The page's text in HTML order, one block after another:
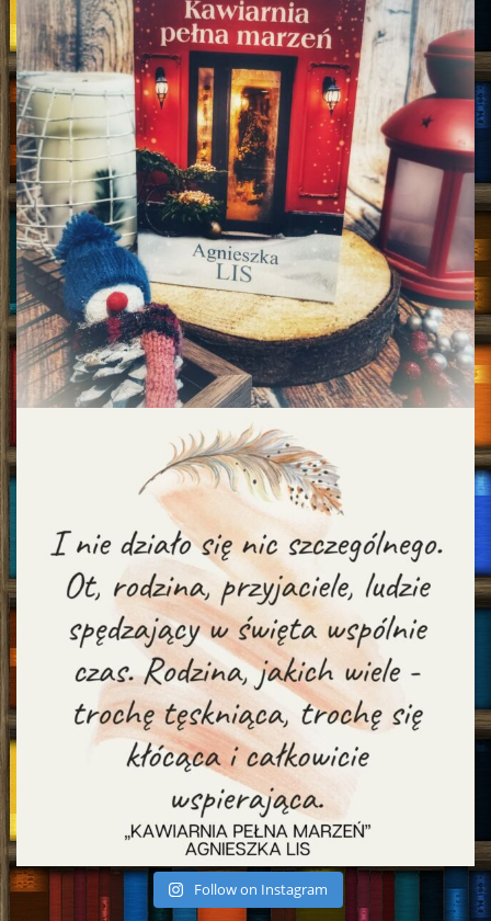
Follow on Instagram